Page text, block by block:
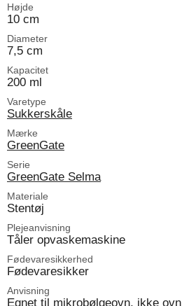
Højde
10 cm
Diameter
7,5 cm
Kapacitet
200 ml
Varetype
Sukkerskåle
Mærke
GreenGate
Serie
GreenGate Selma
Materiale
Stentøj
Plejeanvisning
Tåler opvaskemaskine
Fødevaresikkerhed
Fødevaresikker
Anvisning
Egnet til mikrobølgeovn, ikke ovn